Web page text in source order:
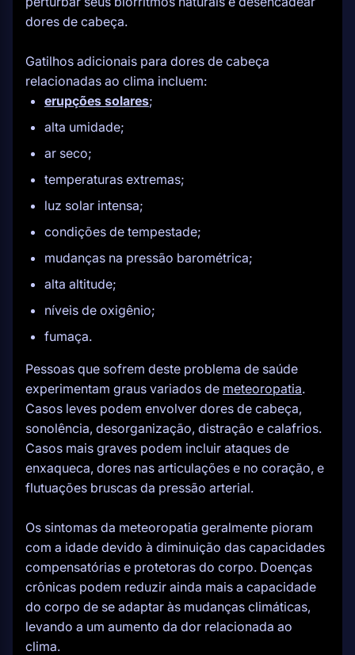
dores de cabeça.
Gatilhos adicionais para dores de cabeça
relacionadas ao clima incluem:
erupções solares;
alta umidade;
ar seco;
temperaturas extremas;
luz solar intensa;
condições de tempestade;
mudanças na pressão barométrica;
alta altitude;
níveis de oxigênio;
fumaça.
Pessoas que sofrem deste problema de saúde
experimentam graus variados de meteoropatia.
Casos leves podem envolver dores de cabeça,
sonolência, desorganização, distração e calafrios.
Casos mais graves podem incluir ataques de
enxaqueca, dores nas articulações e no coração, e
flutuações bruscas da pressão arterial.
Os sintomas da meteoropatia geralmente pioram
com a idade devido à diminuição das capacidades
compensatórias e protetoras do corpo. Doenças
crônicas podem reduzir ainda mais a capacidade
do corpo de se adaptar às mudanças climáticas,
levando a um aumento da dor relacionada ao
clima.